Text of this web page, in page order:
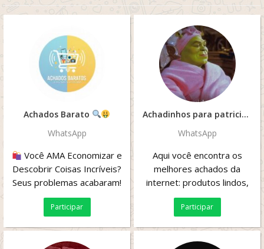
Achados Barato
WhatsApp
Você AMA Economizar e
Descobrir Coisas Incríveis?
Seus problemas acabaram!
Apresentamos o [ACHADOS
BARATOS ] ...
Participar
Achadinhos para patricinhas
WhatsApp
Aqui você encontra os
melhores achados da
internet: produtos lindos,
úteis e com preços que
valem MUITO a pena!...
Participar